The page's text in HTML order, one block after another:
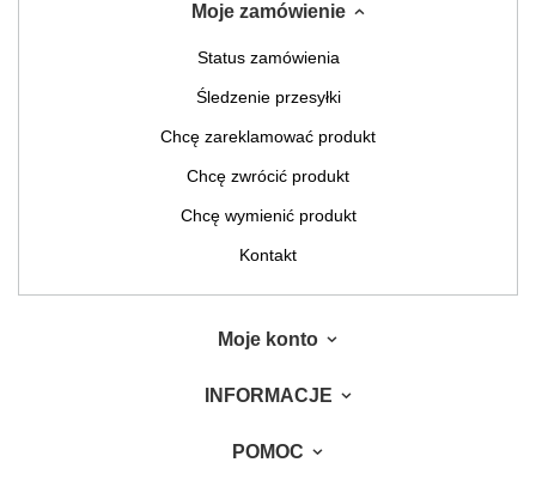
Moje zamówienie
Status zamówienia
Śledzenie przesyłki
Chcę zareklamować produkt
Chcę zwrócić produkt
Chcę wymienić produkt
Kontakt
Moje konto
INFORMACJE
POMOC